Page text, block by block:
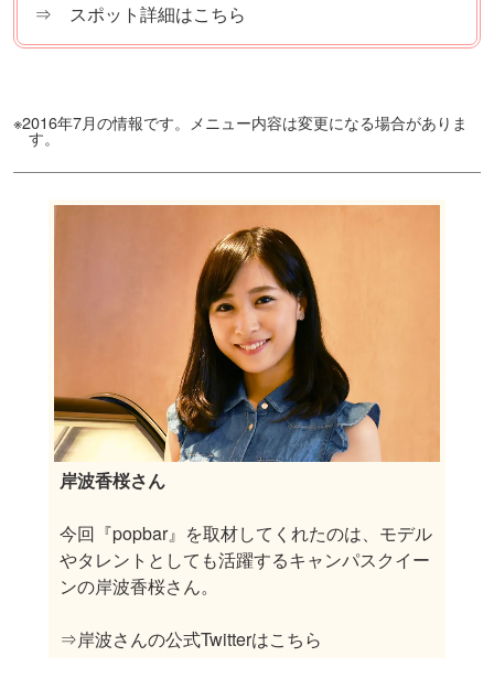
⇒ スポット詳細はこちら
※2016年7月の情報です。メニュー内容は変更になる場合がありま
す。
岸波香桜さん
今回『popbar』を取材してくれたのは、モデル
やタレントとしても活躍するキャンパスクイー
ンの岸波香桜さん。
⇒岸波さんの公式Twitterはこちら